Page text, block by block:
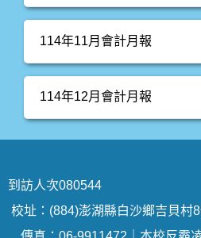
114年11月會計月報
114年12月會計月報
到訪人次080544
校址：(884)澎湖縣白沙鄉吉貝村